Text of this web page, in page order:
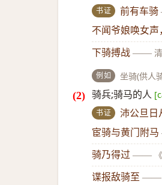
书证 前有车骑
不闻爷娘唤女
下骑搏战 ——
例如 坐骑(供人
骑兵;骑马的人
书证 沛公旦日
宦骑与黄门附马
骑乃得过 ——
谍报敌骑至 ——